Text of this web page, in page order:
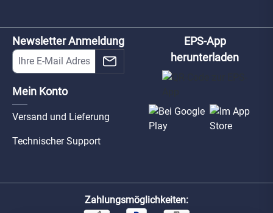
Newsletter Anmeldung
Mein Konto
Versand und Lieferung
Technischer Support
EPS-App
herunterladen
Zahlungsmöglichkeiten: